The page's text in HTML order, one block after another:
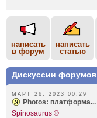
написать
в форум
написать
статью
Дискуссии форумов
МАРТ 26, 2023 00:29
Photos: платформа...
Spinosaurus ®